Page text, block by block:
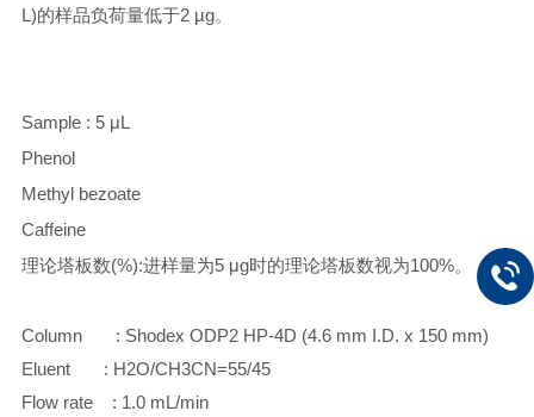
L)的样品负荷量低于2 µg。
Sample : 5 μL
Phenol
Methyl bezoate
Caffeine
理论塔板数(%):进样量为5 μg时的理论塔板数视为100%。
Column : Shodex ODP2 HP-4D (4.6 mm I.D. x 150 mm)
Eluent : H2O/CH3CN=55/45
Flow rate : 1.0 mL/min